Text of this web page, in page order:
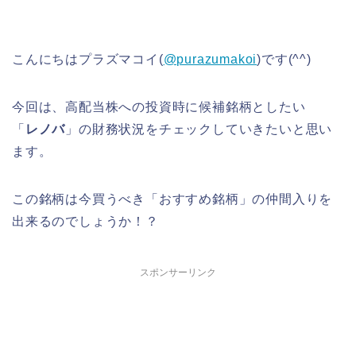
こんにちはプラズマコイ(@purazumakoi)です(^^)
今回は、高配当株への投資時に候補銘柄としたい
「 レノバ 」の財務状況をチェックしていきたいと思い
ます。
この銘柄は今買うべき「おすすめ銘柄」の仲間入りを
出来るのでしょうか！？
スポンサーリンク